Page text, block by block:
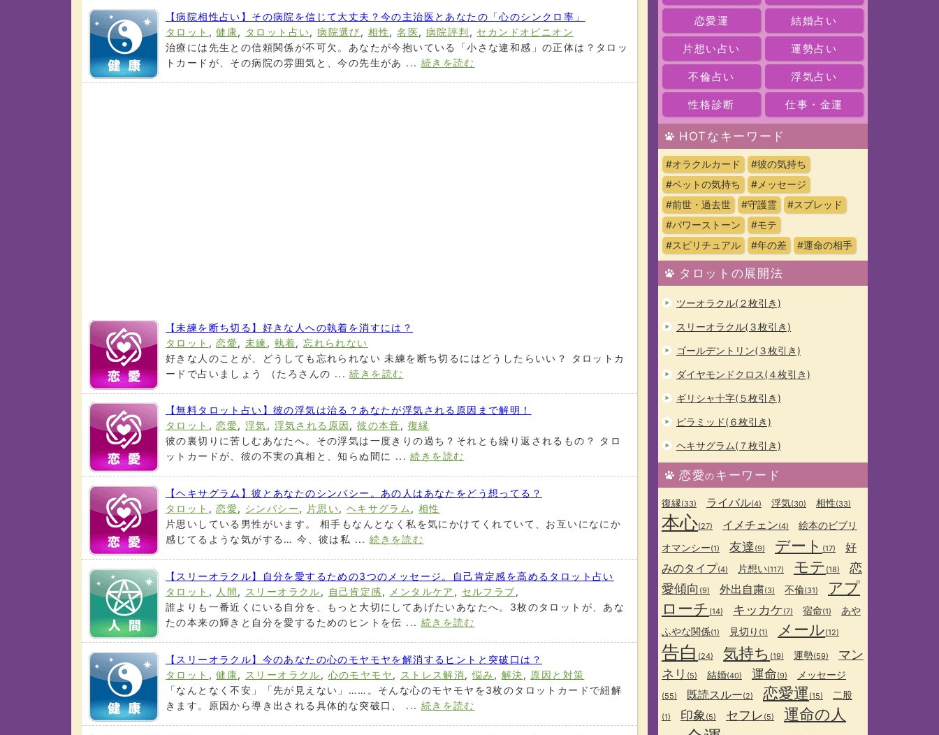
【病院相性占い】その病院を信じて大丈夫？今の主治医とあなたの「心のシンクロ率」
タロット ,健康, タロット占い,病院選び, 相性,名医, 病院評判 , セカンドオピニオン
治療には先生との信頼関係が不可欠。あなたが今抱いている「小さな違和感」の正体は？タロッ
トカードが、その病院の雰囲気と、今の先生があ ... 続きを読む
【未練を断ち切る】好きな人への執着を消すには？
タロット ,恋愛,未練 , 執着,忘れられない
好きな人のことが、どうしても忘れられない 未練を断ち切るにはどうしたらいい？ タロットカ
ードで占いましょう （たろさんの ...続きを読む
【無料タロット占い】彼の浮気は治る？あなたが浮気される原因まで解明！
タロット ,恋愛,浮気, 浮気される原因 ,彼の本音, 復縁
彼の裏切りに苦しむあなたへ。その浮気は一度きりの過ち？それとも繰り返されるもの？ タロ
ットカードが、彼の不実の真相と、知らぬ間に ...続きを読む
【ヘキサグラム】彼とあなたのシンパシー。あの人はあなたをどう想ってる？
タロット ,恋愛, シンパシー, 片思い, ヘキサグラム,相性
片思いしている男性がいます。 相手もなんとなく私を気にかけてくれていて、お互いになにか
感じてるような気がする… 今、彼は私 ...続きを読む
【スリーオラクル】自分を愛するための3つのメッセージ。自己肯定感を高めるタロット占い
タロット , 人間, スリーオラクル, 自己肯定感, メンタルケア , セルフラブ,
誰よりも一番近くにいる自分を、もっと大切にしてあげたいあなたへ。3枚のタロットが、あな
たの本来の輝きと自分を愛するためのヒントを伝 ... 続きを読む
【スリーオラクル】今のあなたの心のモヤモヤを解消するヒントと突破口は？
タロット ,健康, スリーオラクル, 心のモヤモヤ, ストレス解消,悩み , 解決, 原因と対策
「なんとなく不安」「先が見えない」……。そんな心のモヤモヤを3枚のタロットカードで紐解
きます。原因から導き出される具体的な突破口、 ... 続きを読む
恋愛運 結婚占い
片想い占い 運勢占い
不倫占い 浮気占い
性格診断 仕事・金運
HOTなキーワード
#オラクルカード
#彼の気持ち
#ペットの気持ち
#メッセージ
#前世・過去世
#守護霊
#スプレッド
#パワーストーン
#モテ
#スピリチュアル
#年の差 #運命の相手
タロットの展開法
ツーオラクル(２枚引き)
スリーオラクル(３枚引き)
ゴールデントリン(３枚引き)
ダイヤモンドクロス(４枚引き)
ギリシャ十字(５枚引き)
ピラミッド(６枚引き)
ヘキサグラム(７枚引き)
恋愛のキーワード
復縁(33) ライバル(4) 浮気(30) 相性(33)
本心(27) イメチェン(4)
絵本のビブリ
オマンシー(1) 友達 (9) デート (17)
好
みのタイプ(4) 片想い(117) モテ (18)
恋
愛傾向 (9) 外出自粛(3) 不倫(31)
アプ
ローチ (14) キッカケ(7) 宿命(1)
あや
ふやな関係(1) 見切り (1) メール(12)
告白 (24) 気持ち (19) 運勢(59)
マン
ネリ (5) 結婚(40) 運命(9) メッセージ
(55) 既読スルー(2) 恋愛運 (15) 二股
(1) 印象 (5) セフレ (5) 運命の人